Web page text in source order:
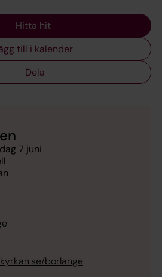
Hitta hit
till i kalender
Dela
7 juni
borlange